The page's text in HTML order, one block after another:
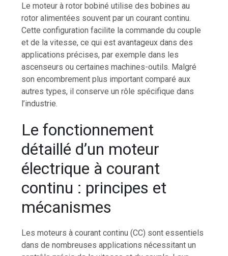
Le moteur à rotor bobiné utilise des bobines au
rotor alimentées souvent par un courant continu.
Cette configuration facilite la commande du couple
et de la vitesse, ce qui est avantageux dans des
applications précises, par exemple dans les
ascenseurs ou certaines machines-outils. Malgré
son encombrement plus important comparé aux
autres types, il conserve un rôle spécifique dans
l’industrie.
Le fonctionnement
détaillé d’un moteur
électrique à courant
continu : principes et
mécanismes
Les moteurs à courant continu (CC) sont essentiels
dans de nombreuses applications nécessitant un